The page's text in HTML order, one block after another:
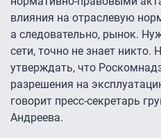
влияния на отраслевую
а следовательно, рынок.
сети, точно не знает
утверждать, что
разрешения на
говорит пресс-секретарь
Андреева.